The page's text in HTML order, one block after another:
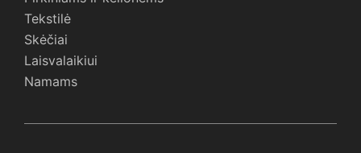
Tekstilė
Skėčiai
Laisvalaikiui
Namams